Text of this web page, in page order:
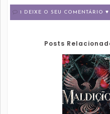
1 DEIXE O SEU COMENTÁRIO ♥
Posts